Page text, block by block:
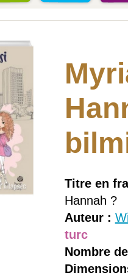
Titre en
Hannah ?
Auteur :
turc
Nombre